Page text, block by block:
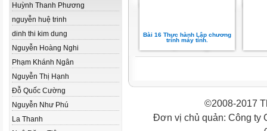
Huỳnh Thanh Phương
nguyễn huệ trinh
dinh thi kim dung
Nguyễn Hoàng Nghi
Phạm Khánh Ngân
Nguyễn Thị Hạnh
Đỗ Quốc Cường
Nguyễn Như Phú
La Thanh
Bài 16 Thực hành Lập chương
trỉnh máy tính.
©2008-2017
Đơn vị chủ quản: Công ty